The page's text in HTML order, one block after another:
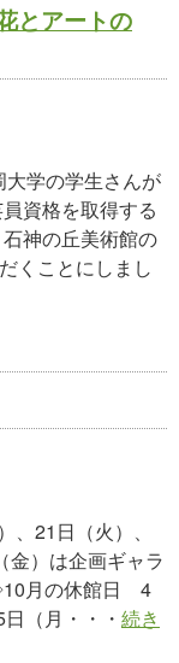
とアートの
学の学生さんが
資格を取得する
神の丘美術館の
くことにしまし
21日（火）、
企画ギャラ
月の休館日 4
（月・・・ 続き